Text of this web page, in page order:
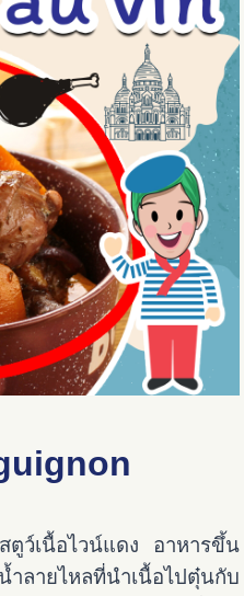
ว์เนื้อไวน์แดง อาหารขึ้น
ายไหลที่นำเนื้อไปตุ๋นกับ